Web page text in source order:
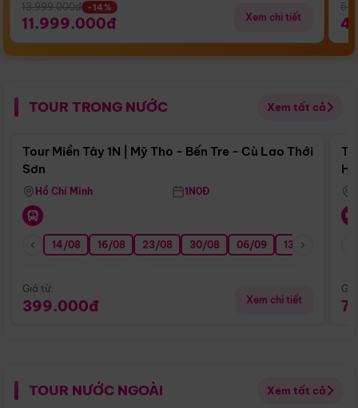
13.999.000đ -14%
11.999.000đ Xem chi tiết
TOUR TRONG NƯỚC Xem tất cả
Điểm nổi bật
Tour Miền Tây 1N | Mỹ Tho - Bến Tre - Cù Lao Thới
Sơn
Hồ Chí Minh 1N0Đ
14/08 16/08 23/08 30/08 06/09 13/09
Giá từ:
399.000đ Xem chi tiết
TOUR NƯỚC NGOÀI Xem tất cả
Điểm nổi bật